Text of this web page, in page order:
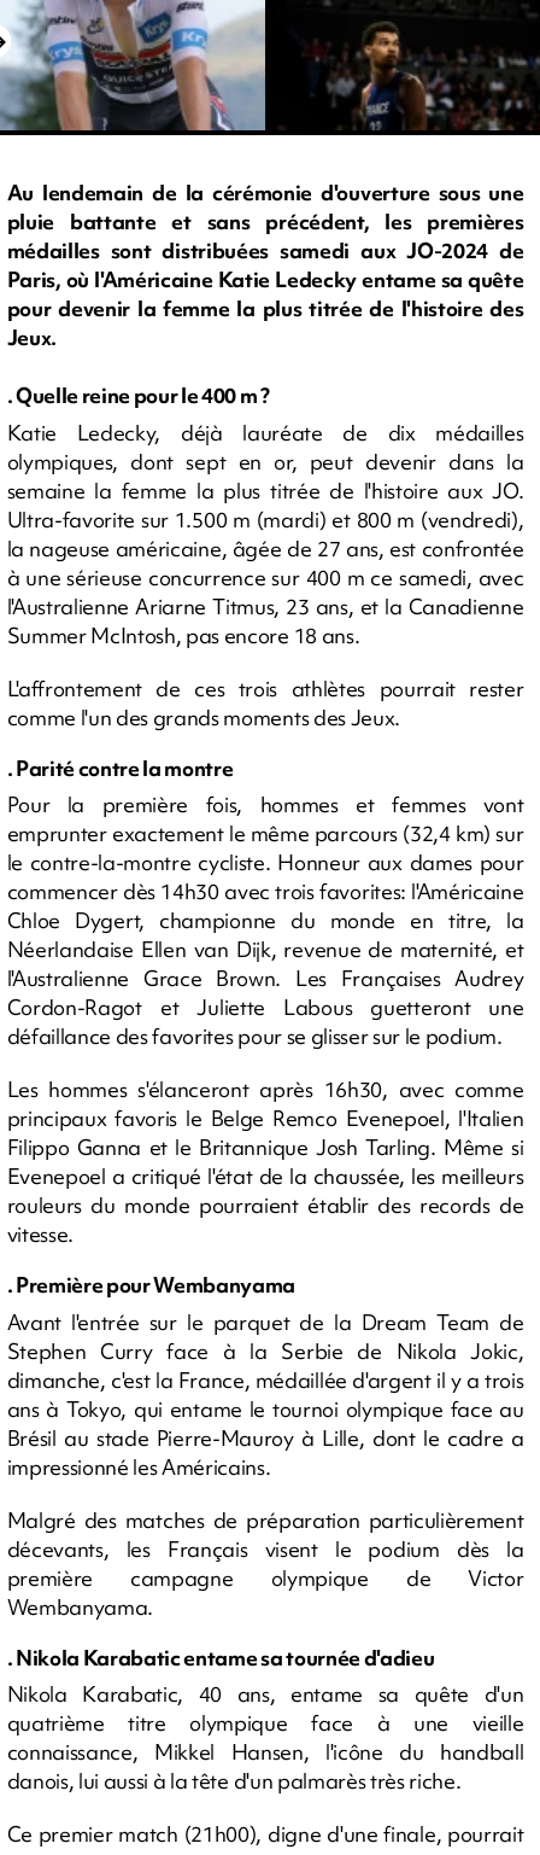
Au lendemain de la cérémonie d'ouverture sous une
pluie battante et sans précédent, les premières
médailles sont distribuées samedi aux JO-2024 de
Paris, où l'Américaine Katie Ledecky entame sa quête
pour devenir la femme la plus titrée de l'histoire des
Jeux.
. Quelle reine pour le 400 m ?
Katie Ledecky, déjà lauréate de dix médailles
olympiques, dont sept en or, peut devenir dans la
semaine la femme la plus titrée de l'histoire aux JO.
Ultra-favorite sur 1.500 m (mardi) et 800 m (vendredi),
la nageuse américaine, âgée de 27 ans, est confrontée
à une sérieuse concurrence sur 400 m ce samedi, avec
l'Australienne Ariarne Titmus, 23 ans, et la Canadienne
Summer McIntosh, pas encore 18 ans.
L'affrontement de ces trois athlètes pourrait rester
comme l'un des grands moments des Jeux.
. Parité contre la montre
Pour la première fois, hommes et femmes vont
emprunter exactement le même parcours (32,4 km) sur
le contre-la-montre cycliste. Honneur aux dames pour
commencer dès 14h30 avec trois favorites: l'Américaine
Chloe Dygert, championne du monde en titre, la
Néerlandaise Ellen van Dijk, revenue de maternité, et
l'Australienne Grace Brown. Les Françaises Audrey
Cordon-Ragot et Juliette Labous guetteront une
défaillance des favorites pour se glisser sur le podium.
Les hommes s'élanceront après 16h30, avec comme
principaux favoris le Belge Remco Evenepoel, l'Italien
Filippo Ganna et le Britannique Josh Tarling. Même si
Evenepoel a critiqué l'état de la chaussée, les meilleurs
rouleurs du monde pourraient établir des records de
vitesse.
. Première pour Wembanyama
Avant l'entrée sur le parquet de la Dream Team de
Stephen Curry face à la Serbie de Nikola Jokic,
dimanche, c'est la France, médaillée d'argent il y a trois
ans à Tokyo, qui entame le tournoi olympique face au
Brésil au stade Pierre-Mauroy à Lille, dont le cadre a
impressionné les Américains.
Malgré des matches de préparation particulièrement
décevants, les Français visent le podium dès la
première campagne olympique de Victor
Wembanyama.
. Nikola Karabatic entame sa tournée d'adieu
Nikola Karabatic, 40 ans, entame sa quête d'un
quatrième titre olympique face à une vieille
connaissance, Mikkel Hansen, l'icône du handball
danois, lui aussi à la tête d'un palmarès très riche.
Ce premier match (21h00), digne d'une finale, pourrait